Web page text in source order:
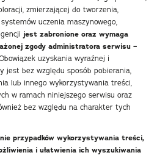
zmierzającej do tworzenia,
uczenia maszynowego,
jest zabronione oraz wymaga
zgody administratora serwisu –
uzyskania wyraźnej i
jest bez względu sposób pobierania,
lub innego wykorzystywania treści,
w ramach niniejszego serwisu oraz
bez względu na charakter tych
przypadków wykorzystywania treści,
i ułatwienia ich wyszukiwania